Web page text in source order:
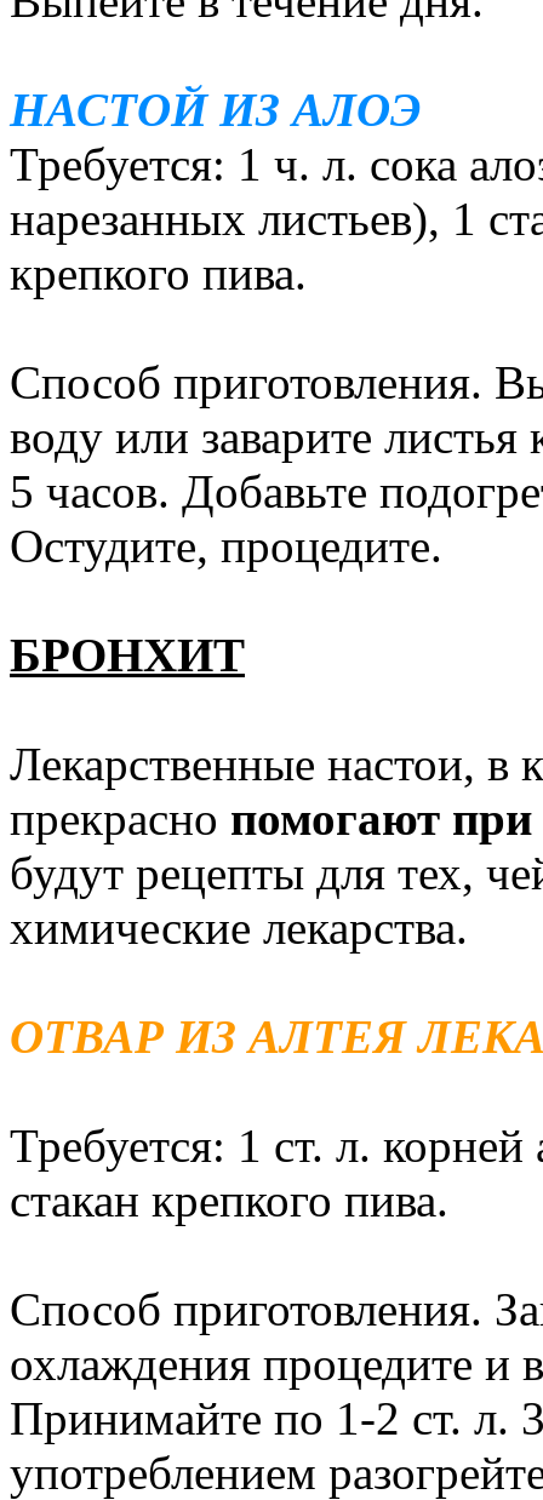
НАСТОЙ ИЗ АЛОЭ
Требуется: 1 ч. л. сока
нарезанных листьев), 1
крепкого пива.
Способ приготовления.
воду или заварите
5 часов. Добавьте
Остудите, процедите.
БРОНХИТ
Лекарственные настои, в
прекрасно помогают при
будут рецепты для тех,
химические лекарства.
ОТВАР ИЗ АЛТЕЯ
Требуется: 1 ст. л. корней
стакан крепкого пива.
Способ приготовления.
охлаждения процедите и
Принимайте по 1-2 ст. л.
употреблением